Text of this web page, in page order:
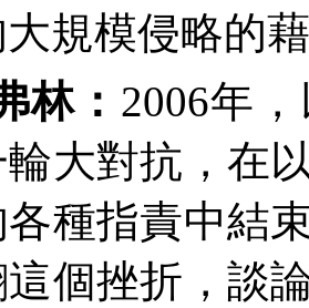
規模侵略的
林： 2006年
大對抗，在
種指責中結
個挫折，談